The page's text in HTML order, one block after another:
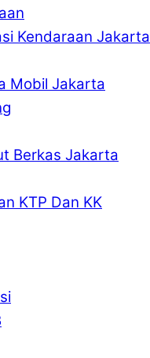
Kendaraan Jakarta
Mobil Jakarta
Berkas Jakarta
KTP Dan KK